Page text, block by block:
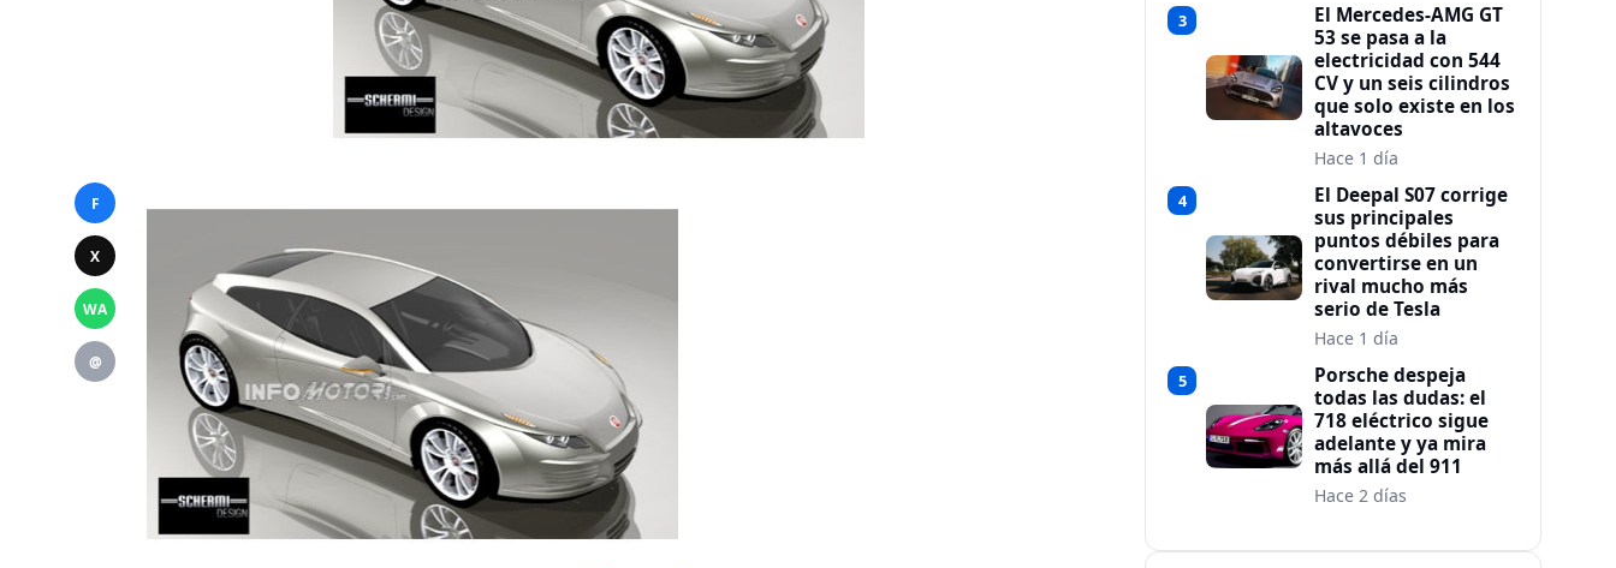
F
X
WA
@
3
El Mercedes-AMG GT
53 se pasa a la
electricidad con 544
CV y un seis cilindros
que solo existe en los
altavoces
Hace 1 día
4
El Deepal S07 corrige
sus principales
puntos débiles para
convertirse en un
rival mucho más
serio de Tesla
Hace 1 día
5
Porsche despeja
todas las dudas: el
718 eléctrico sigue
adelante y ya mira
más allá del 911
Hace 2 días